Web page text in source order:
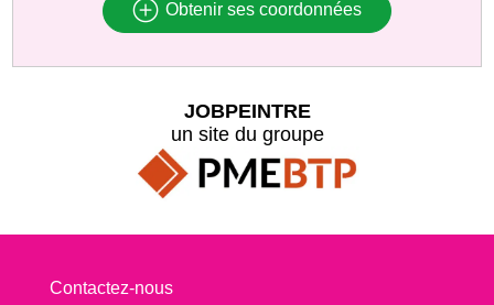
Obtenir ses coordonnées
JOBPEINTRE
un site du groupe
Contactez-nous